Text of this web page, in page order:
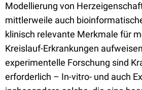
Modellierung von
mittlerweile auch
klinisch relevante Merkmale für
Kreislauf-Erkrankungen
experimentelle Forschung sind
erforderlich – In-vitro- und auch